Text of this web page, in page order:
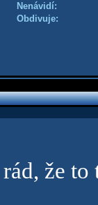
Nenávidí:
Obdivuje:
že